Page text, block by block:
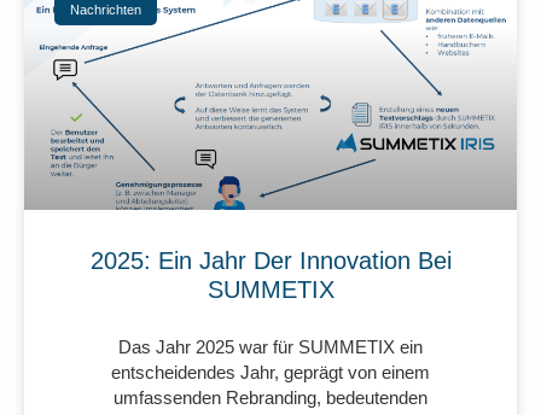
Nachrichten
2025: Ein Jahr Der Innovation Bei
SUMMETIX
Das Jahr 2025 war für SUMMETIX ein
entscheidendes Jahr, geprägt von einem
umfassenden Rebranding, bedeutenden